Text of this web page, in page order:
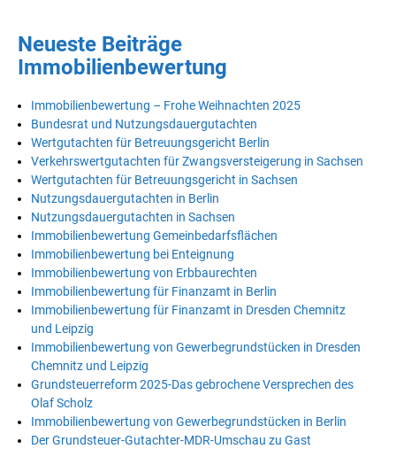
Neueste Beiträge
Immobilienbewertung
Immobilienbewertung – Frohe Weihnachten 2025
Bundesrat und Nutzungsdauergutachten
Wertgutachten für Betreuungsgericht Berlin
Verkehrswertgutachten für Zwangsversteigerung in Sachsen
Wertgutachten für Betreuungsgericht in Sachsen
Nutzungsdauergutachten in Berlin
Nutzungsdauergutachten in Sachsen
Immobilienbewertung Gemeinbedarfsflächen
Immobilienbewertung bei Enteignung
Immobilienbewertung von Erbbaurechten
Immobilienbewertung für Finanzamt in Berlin
Immobilienbewertung für Finanzamt in Dresden Chemnitz
und Leipzig
Immobilienbewertung von Gewerbegrundstücken in Dresden
Chemnitz und Leipzig
Grundsteuerreform 2025-Das gebrochene Versprechen des
Olaf Scholz
Immobilienbewertung von Gewerbegrundstücken in Berlin
Der Grundsteuer-Gutachter-MDR-Umschau zu Gast